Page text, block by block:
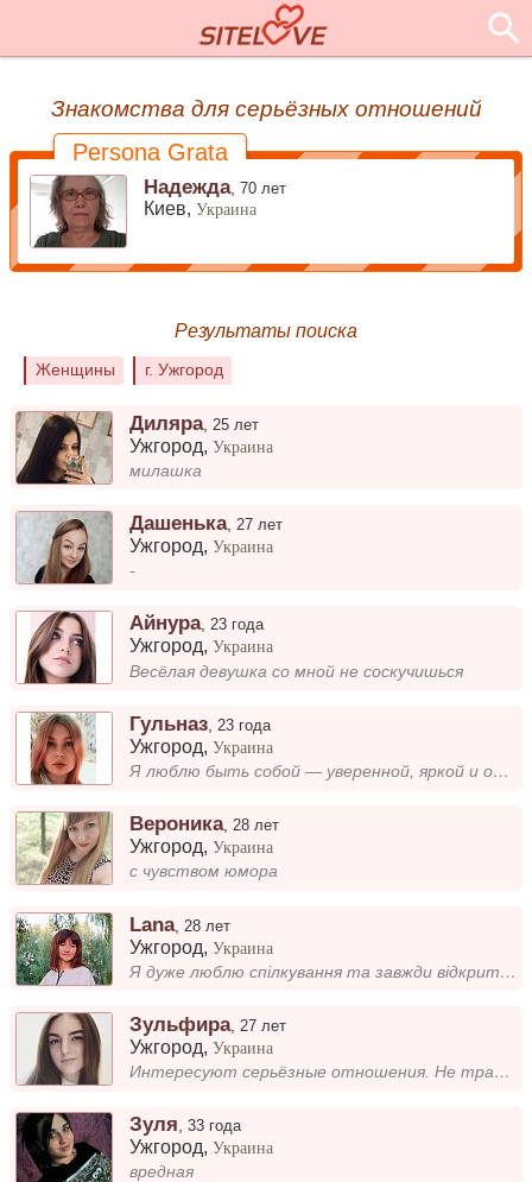
Знакомства для серьёзных отношений
Persona Grata
Надежда,70 лет
Киев,Украина
Результаты поиска
Женщины г. Ужгород
Диляра, 25 лет
Ужгород,Украина
милашка
Дашенька, 27 лет
Ужгород,Украина
-
Айнура,23 года
Ужгород,Украина
Весёлая девушка со мной не соскучишься
Гульназ 23 года
Ужгород,Украина
Я люблю быть собой — уверенной, яркой и особенной. Мне не нужно подстраиваться, ведь моя энергия и душевная глубина прит...
Вероника, 28 лет
Ужгород,Украина
с чувством юмора
Lana, 28 лет
Ужгород,Украина
Я дуже люблю спілкування та завжди відкрита до нових знайомств. Для мене важливо бачити позитивну енергію, взаємне розум...
Зульфира, 27 лет
Ужгород,Украина
Интересуют серьёзные отношения. Не тратьте моё время, кто хочет пообщаться не о чём. Интим и разовые встречи не предлага...
Зуля,33 года
Ужгород,Украина
вредная